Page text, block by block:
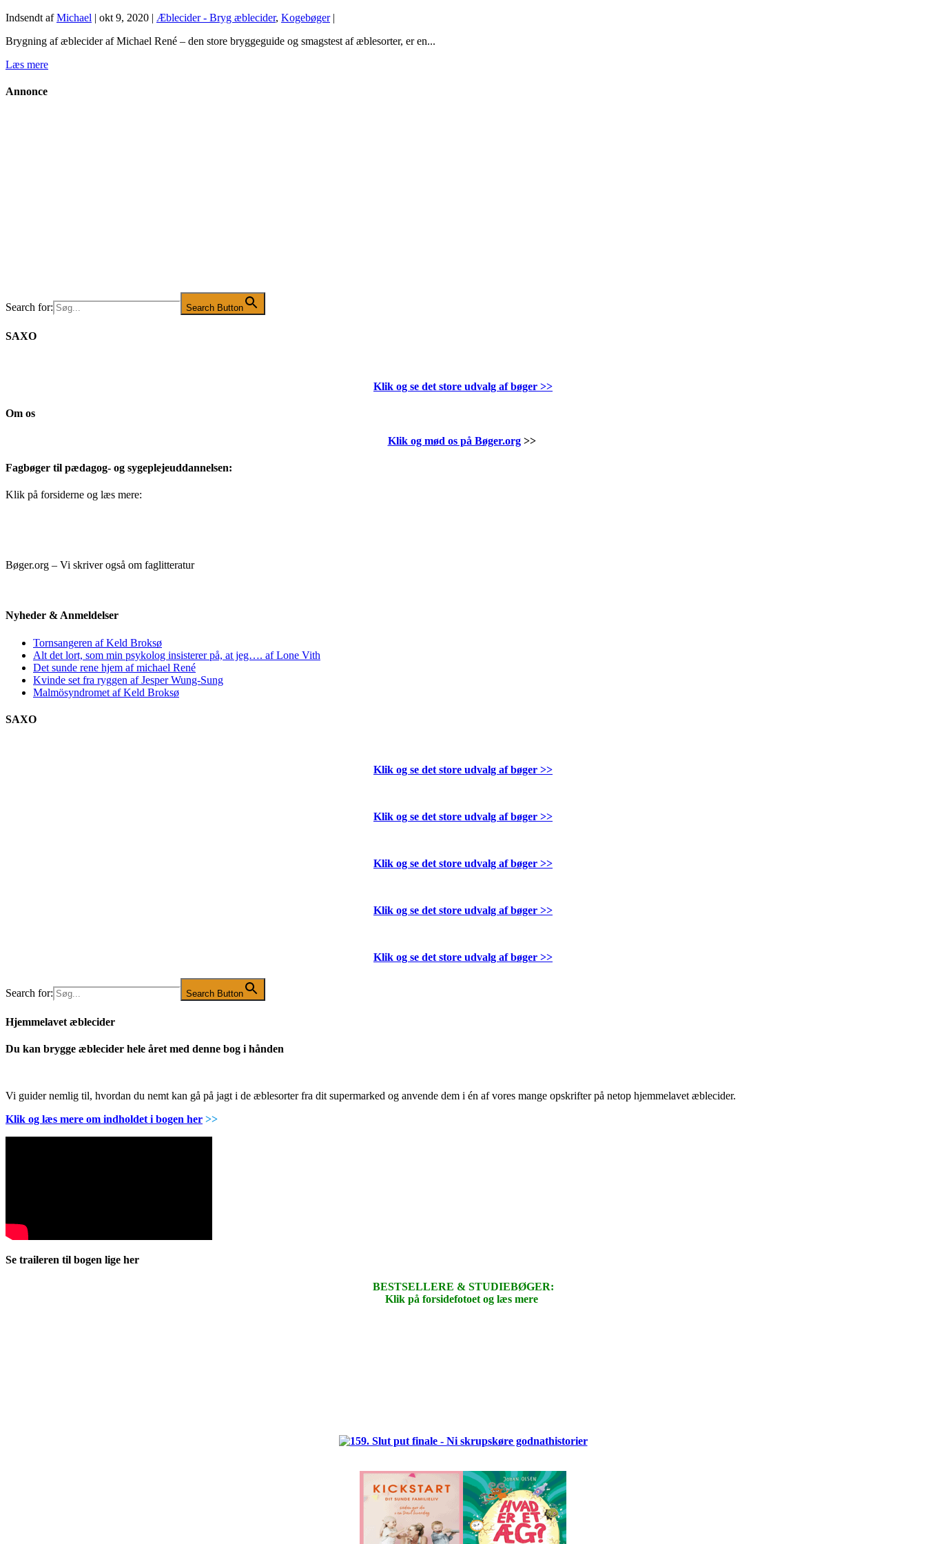
Indsendt afMichael | okt 9, 2020 | Æblecider - Bryg æblecider, Kogebøger|
Brygning af æblecider af Michael René – den store bryggeguide og smagstest af æblesorter, er en...
Læs mere
Annonce
Search for: Search Button
SAXO
Klik og se det store udvalg af bøger >>
Om os
Klik og mød os på Bøger.org>>
Fagbøger til pædagog- og sygeplejeuddannelsen:
Klik på forsiderne og læs mere:
Bøger.org – Vi skriver også om faglitteratur
Nyheder & Anmeldelser
Tornsangeren af Keld Broksø
Alt det lort, som min psykolog insisterer på, at jeg…. af Lone Vith
Det sunde rene hjem af michael René
Kvinde set fra ryggen af Jesper Wung-Sung
Malmösyndromet af Keld Broksø
SAXO
Klik og se det store udvalg af bøger >>
Klik og se det store udvalg af bøger >>
Klik og se det store udvalg af bøger >>
Klik og se det store udvalg af bøger >>
Klik og se det store udvalg af bøger >>
Search for: Search Button
Hjemmelavet æblecider
Du kan brygge æblecider hele året med denne bog i hånden
Vi guider nemlig til, hvordan du nemt kan gå på jagt i de æblesorter fra dit supermarked og anvende dem i én af vores mange opskrifter på netop hjemmelavet æblecider.
Klik og læs mere om indholdet i bogen her >>
Se traileren til bogen lige her
BESTSELLERE & STUDIEBØGER:
Klik på forsidefotoet og læs mere